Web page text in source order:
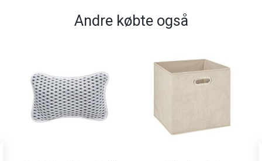
Andre købte også